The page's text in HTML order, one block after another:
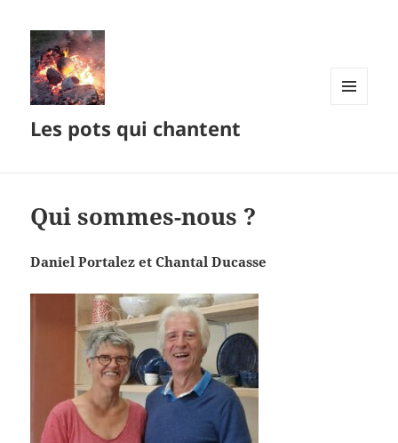
Les pots qui chantent
Qui sommes-nous ?
Daniel Portalez et Chantal Ducasse